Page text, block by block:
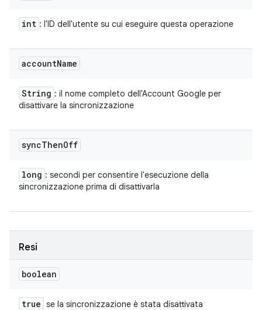
int : l'ID dell'utente su cui eseguire questa operazione
accountName
String : il nome completo dell'Account Google per
disattivare la sincronizzazione
syncThenOff
long : secondi per consentire l'esecuzione della
sincronizzazione prima di disattivarla
Resi
boolean
true se la sincronizzazione è stata disattivata